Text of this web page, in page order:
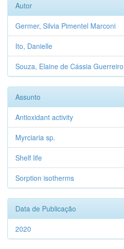
Autor
Germer, Silvia Pimentel Marconi
Ito, Danielle
Souza, Elaine de Cássia Guerreiro
Assunto
Antioxidant activity
Myrciaria sp.
Shelf life
Sorption isotherms
Data de Publicação
2020